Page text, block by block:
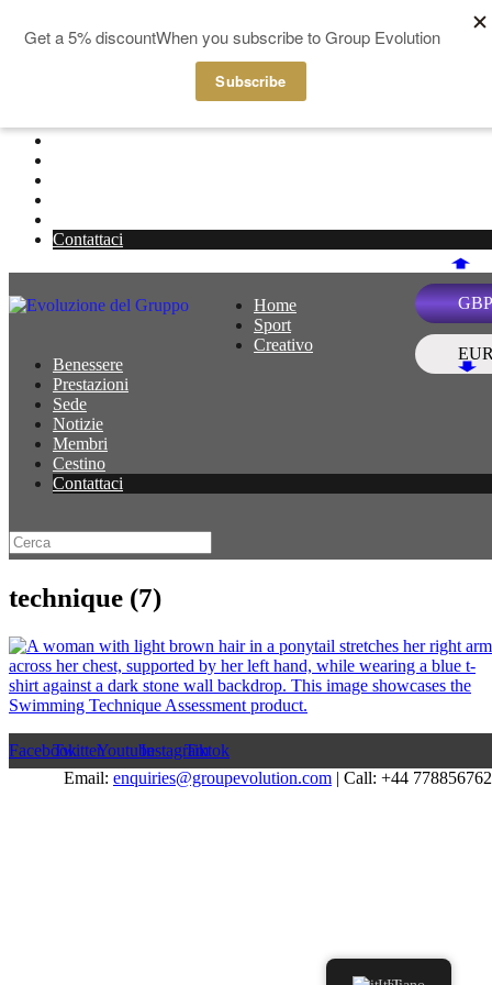
GBP
Home
Sport
Creativo
Contattaci
Menu
Home
Sport
Creativo
Benessere
Prestazioni
Sede
Notizie
Membri
Cestino
Contattaci
technique (7)
FacebookTwitterYoutubeInstagramTiktok
Email: enquiries@groupevolution.com | Call: +44